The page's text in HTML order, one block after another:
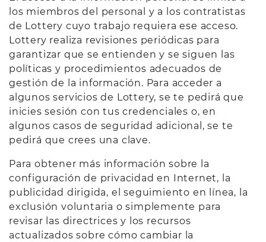
los miembros del personal y a los contratistas
de Lottery cuyo trabajo requiera ese acceso.
Lottery realiza revisiones periódicas para
garantizar que se entienden y se siguen las
políticas y procedimientos adecuados de
gestión de la información. Para acceder a
algunos servicios de Lottery, se te pedirá que
inicies sesión con tus credenciales o, en
algunos casos de seguridad adicional, se te
pedirá que crees una clave.
Para obtener más información sobre la
configuración de privacidad en Internet, la
publicidad dirigida, el seguimiento en línea, la
exclusión voluntaria o simplemente para
revisar las directrices y los recursos
actualizados sobre cómo cambiar la